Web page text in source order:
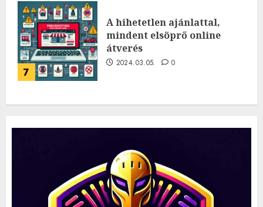
7
A hihetetlen ajánlattal,
mindent elsöprő online
átverés
2024.03.05. 0